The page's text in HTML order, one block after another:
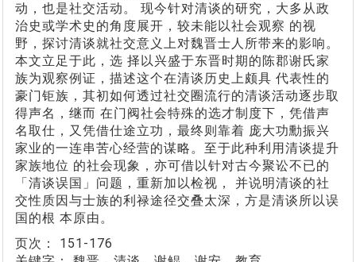
动，也是社交活动。 现今针对清谈的研究，大多从政
治史或学术史的角度展开，较未能以社会观察 的视
野，探讨清谈就社交意义上对魏晋士人所带来的影响。
本文立足于此，选 择以兴盛于东晋时期的陈郡谢氏家
族为观察例证，描述这个在清谈历史上颇具 代表性的
豪门钜族，其初如何透过社交圈流行的清谈活动逐步取
得声名，继而 在门阀社会特殊的选才制度下，凭借声
名取仕，又凭借仕途立功，最终则靠着 庞大功勳振兴
家业的一连串苦心经营的谋略。至于此种利用清谈提升
家族地位 的社会现象，亦可借以针对古今聚讼不已的
「清谈误国」问题，重新加以检视， 并说明清谈的社
交性质因与士族的利禄途径交叠太深，方是清谈所以误
国的根 本原由。
页次： 151-176